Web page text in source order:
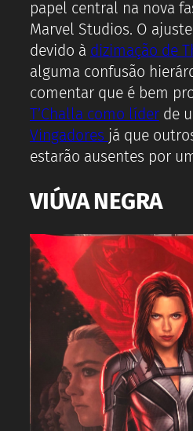
papel central na nova
Marvel Studios. O
devido à dizimação de
alguma confusão
comentar que é bem
T’Challa como líderde
Vingadores já que
estarão ausentes por
VIÚVA NEGRA